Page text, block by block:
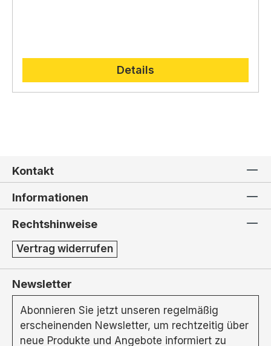
Details
Kontakt
Informationen
Rechtshinweise
Vertrag widerrufen
Newsletter
Abonnieren Sie jetzt unseren regelmäßig
erscheinenden Newsletter, um rechtzeitig über
neue Produkte und Angebote informiert zu